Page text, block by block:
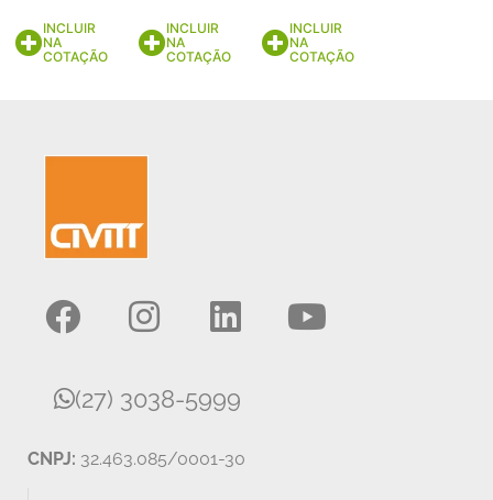
INCLUIR
NA
COTAÇÃO
INCLUIR
NA
COTAÇÃO
INCLUIR
NA
COTAÇÃO
(27) 3038-5999
CNPJ: 32.463.085/0001-30